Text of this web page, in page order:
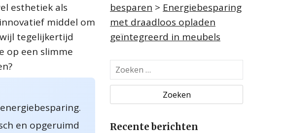
esthetiek als
middel om
tegelijkertijd
op een slimme
en opgeruimd
besparen > Energiebesparing
met draadloos opladen
geïntegreerd in meubels
o
k
n
Recente berichten